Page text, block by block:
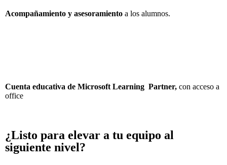
Acompañamiento y asesoramiento a los alumnos.
Cuenta educativa de Microsoft Learning Partner, con acceso a
office
¿Listo para elevar a tu equipo al
siguiente nivel?